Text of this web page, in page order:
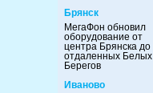
Брянск
МегаФон обновил
оборудование от
центра Брянска до
отдаленных Белых
Берегов
Иваново